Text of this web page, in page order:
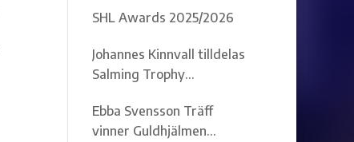
SHL Awards 2025/2026
Johannes Kinnvall tilldelas
Salming Trophy
Ebba Svensson Träff
vinner Guldhjälmen